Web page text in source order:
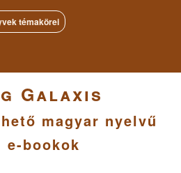
témakörei
Galaxis
magyar nyelvű
e-bookok